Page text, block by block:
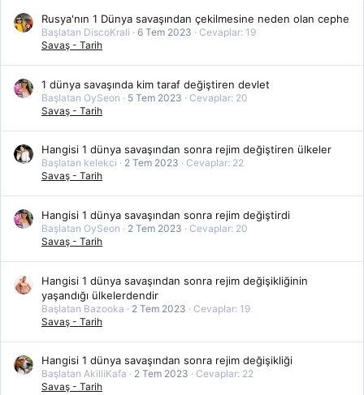
Rusya'nın 1 Dünya savaşından çekilmesine neden olan cephe
Başlatan DiscoKrali 6 Tem 2023
Cevaplar: 19
Savaş - Tarih
1 dünya savaşında kim taraf değiştiren devlet
Başlatan OySeon 5 Tem 2023
Cevaplar: 20
Savaş - Tarih
Hangisi 1 dünya savaşından sonra rejim değiştiren ülkeler
Başlatan kelekci 2 Tem 2023
Cevaplar: 22
Savaş - Tarih
Hangisi 1 dünya savaşından sonra rejim değiştirdi
Başlatan OySeon 2 Tem 2023
Cevaplar: 20
Savaş - Tarih
Hangisi 1 dünya savaşından sonra rejim değişikliğinin
yaşandığı ülkelerdendir
Başlatan Bazooka 2 Tem 2023
Cevaplar: 19
Savaş - Tarih
Hangisi 1 dünya savaşından sonra rejim değişikliği
Başlatan AkilliKafa 2 Tem 2023
Cevaplar: 22
Savaş - Tarih